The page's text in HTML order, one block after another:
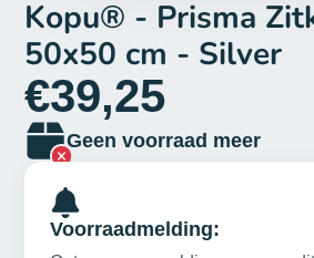
Kopu® - Prisma
50x50 cm - Silver
€39,25
Geen voorraad meer
Voorraadmelding: